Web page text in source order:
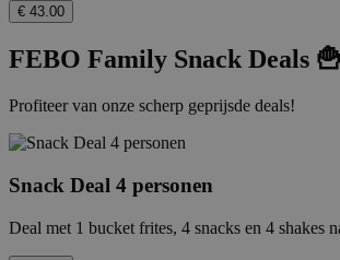
€ 43.00
FEBO Family Snack Deals 🍟
Profiteer van onze scherp geprijsde deals!
Snack Deal 4 personen
Deal met 1 bucket frites, 4 snacks en 4 shakes